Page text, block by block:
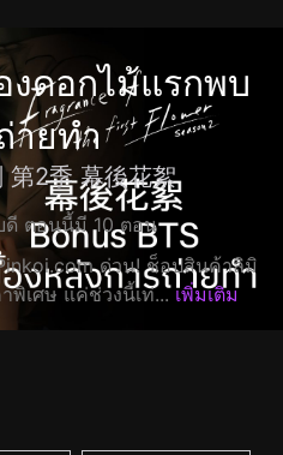
ดอกไม้แรกพบ
ายทำ
第2季 幕後花絮
ตอนนี้มี 10 ตอน
ด่วน! ช็อปสินค้าลิมิ
พิเศษ แค่ช่วงนี้เท่... เพิ่มเติม